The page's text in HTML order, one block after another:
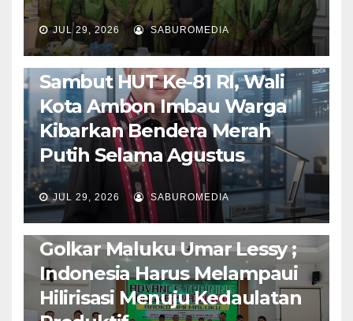
JUL 29, 2026 SABUROMEDIA
AMBON METRO POLITIK & PEMERINTAHAN
Sambut HUT Ke-81 RI, Wali
Kota Ambon Imbau Warga
Kibarkan Bendera Merah
Putih Selama Agustus
JUL 29, 2026 SABUROMEDIA
AMBON METRO JURNALISME AKTIVIS
PENDIDIKAN & OLAHRAGA THE MOLUCCAS
Isi Materi LK-III HMI, Ketua
Golkar Maluku Umar Lessy ;
Indonesia Harus Melampaui
Hilirisasi Menuju Kedaulatan